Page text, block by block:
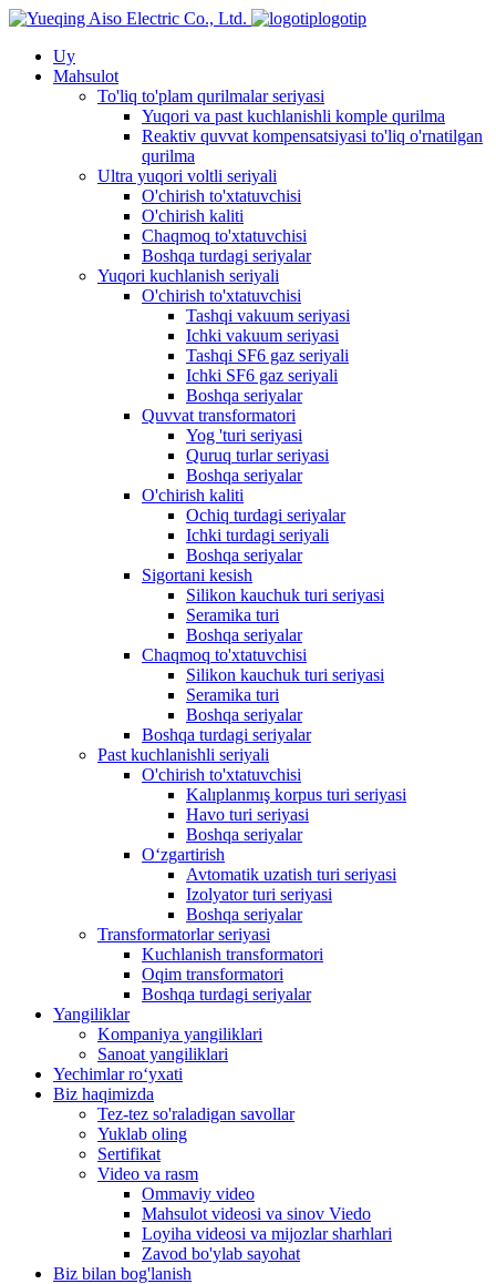
logotip
Uy
Mahsulot
To'liq to'plam qurilmalar seriyasi
Yuqori va past kuchlanishli komple qurilma
Reaktiv quvvat kompensatsiyasi to'liq o'rnatilgan
qurilma
Ultra yuqori voltli seriyali
O'chirish to'xtatuvchisi
O'chirish kaliti
Chaqmoq to'xtatuvchisi
Boshqa turdagi seriyalar
Yuqori kuchlanish seriyali
O'chirish to'xtatuvchisi
Tashqi vakuum seriyasi
Ichki vakuum seriyasi
Tashqi SF6 gaz seriyali
Ichki SF6 gaz seriyali
Boshqa seriyalar
Quvvat transformatori
Yog 'turi seriyasi
Quruq turlar seriyasi
Boshqa seriyalar
O'chirish kaliti
Ochiq turdagi seriyalar
Ichki turdagi seriyali
Boshqa seriyalar
Sigortani kesish
Silikon kauchuk turi seriyasi
Seramika turi
Boshqa seriyalar
Chaqmoq to'xtatuvchisi
Silikon kauchuk turi seriyasi
Seramika turi
Boshqa seriyalar
Boshqa turdagi seriyalar
Past kuchlanishli seriyali
O'chirish to'xtatuvchisi
Kalıplanmış korpus turi seriyasi
Havo turi seriyasi
Boshqa seriyalar
Oʻzgartirish
Avtomatik uzatish turi seriyasi
Izolyator turi seriyasi
Boshqa seriyalar
Transformatorlar seriyasi
Kuchlanish transformatori
Oqim transformatori
Boshqa turdagi seriyalar
Yangiliklar
Kompaniya yangiliklari
Sanoat yangiliklari
Yechimlar roʻyxati
Biz haqimizda
Tez-tez so'raladigan savollar
Yuklab oling
Sertifikat
Video va rasm
Ommaviy video
Mahsulot videosi va sinov Viedo
Loyiha videosi va mijozlar sharhlari
Zavod bo'ylab sayohat
Biz bilan bog'lanish